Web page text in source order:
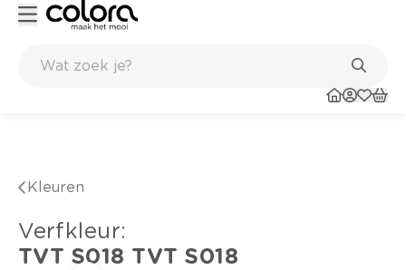
Kleuren
verfkleur:
TVT S018 TVT S018